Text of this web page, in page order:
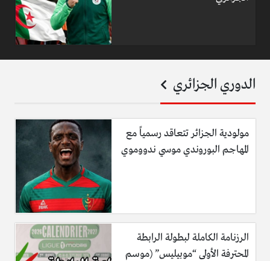
الدوري الجزائري
مولودية الجزائر تتعاقد رسمياً مع
المهاجم البوروندي موسي ندووموي
الرزنامة الكاملة لبطولة الرابطة
المحترفة الأولى “موبيليس” (موسم